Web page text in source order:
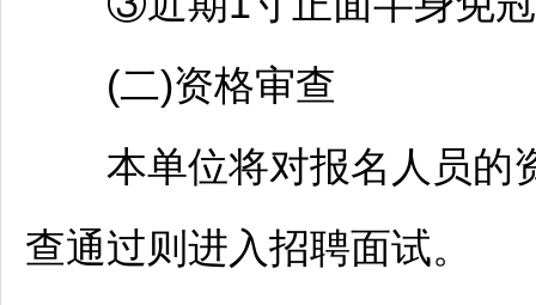
(二)资格审查
本单位将对报名人员的
查通过则进入招聘面试。